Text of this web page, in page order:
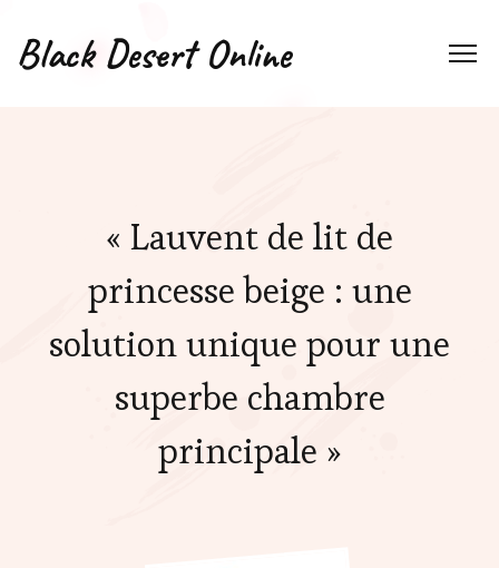
Black Desert Online
« Lauvent de lit de
princesse beige : une
solution unique pour une
superbe chambre
principale »